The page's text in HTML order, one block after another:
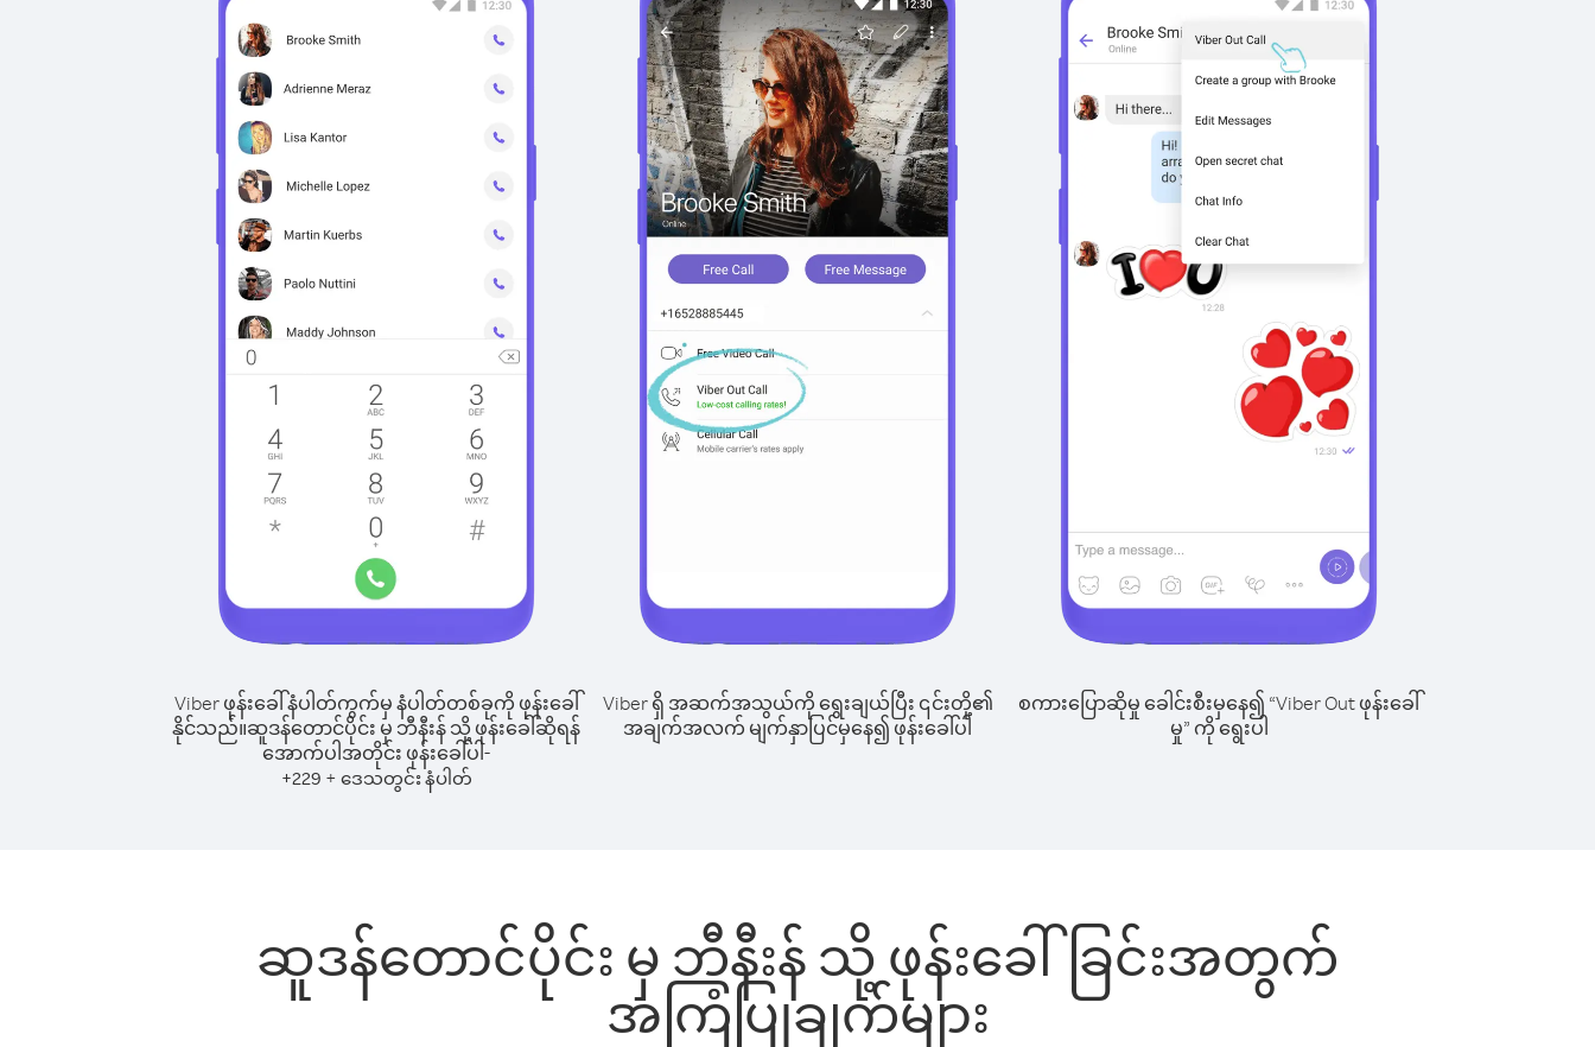
Viber ဖုန်းခေါ်နံပါတ်ကွက်မှ နံပါတ်တစ်ခုကို ဖုန်းခေါ်
နိုင်သည်။ဆူဒန်တောင်ပိုင်း မှ ဘီနီးန် သို့ ဖုန်းခေါ်ဆိုရန်
အောက်ပါအတိုင်း ဖုန်းခေါ်ပါ-
+229 + ဒေသတွင်း နံပါတ်
Viber ရှိ အဆက်အသွယ်ကို ရွေးချယ်ပြီး ၎င်းတို့၏
အချက်အလက် မျက်နှာပြင်မှနေ၍ ဖုန်းခေါ်ပါ
စကားပြောဆိုမှု ခေါင်းစီးမှနေ၍ “Viber Out ဖုန်းခေါ်
မှု” ကို ရွေးပါ
ဆူဒန်တောင်ပိုင်း မှ ဘီနီးန် သို့ ဖုန်းခေါ်ခြင်းအတွက်
အကြံပြုချက်များ